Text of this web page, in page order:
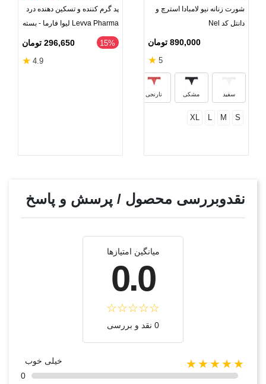
شورت زنانه نیو لامبادا استرچ و
دانتل کد Nel
890,000 تومان
5
★
سفید مشکی نارنجی
S
M
L
XL
پد گرم کننده و تسکین دهنده درد
Levva Pharma لیوا فارما - بسته
2 عددی به همراه 1 عدد رایگان
‎15% 296,650 تومان
4.9
★
نقدوبررسی محصول / پرسش و پاسخ
میانگین امتیازها
0.0
0 نقد و بررسی
★★★★★
خیلی خوب
0